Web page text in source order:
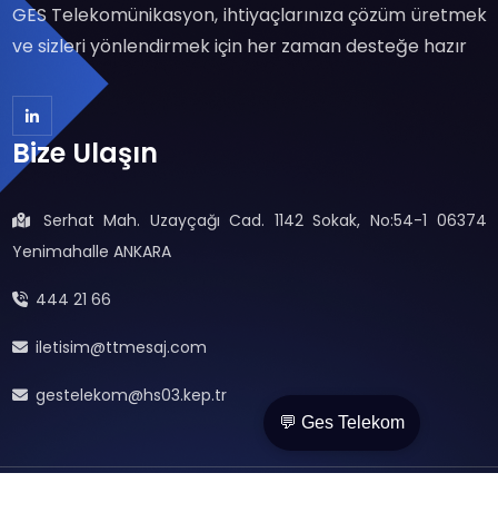
GES Telekomünikasyon, ihtiyaçlarınıza çözüm üretmek
ve sizleri yönlendirmek için her zaman desteğe hazır
Bize Ulaşın
Serhat Mah. Uzayçağı Cad. 1142 Sokak, No:54-1 06374
Yenimahalle ANKARA
444 21 66
iletisim@ttmesaj.com
gestelekom@hs03.kep.tr
💬 Ges Telekom